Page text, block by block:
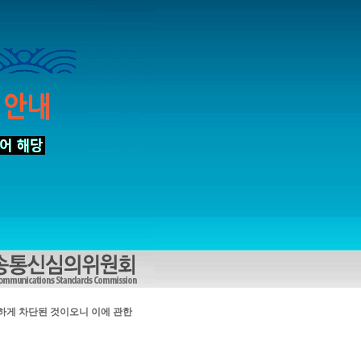
게 차단된 것이오니 이에 관한